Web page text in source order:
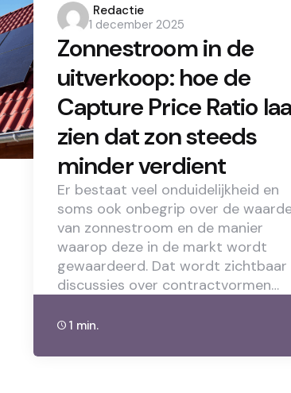
Posted
by
Redactie
1 december 2025
Zonnestroom in de
uitverkoop: hoe de
Capture Price Ratio
zien dat zon steeds
minder verdient
Er bestaat veel onduidelijkheid en
soms ook onbegrip over de
van zonnestroom en de manier
waarop deze in de markt wordt
gewaardeerd. Dat wordt zichtbaar
discussies over contractvormen…
1 min.